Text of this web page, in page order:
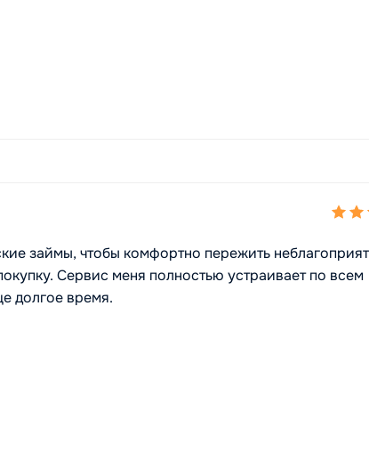
займы, чтобы комфортно пережить
Сервис меня полностью устраивает по всем
долгое время.